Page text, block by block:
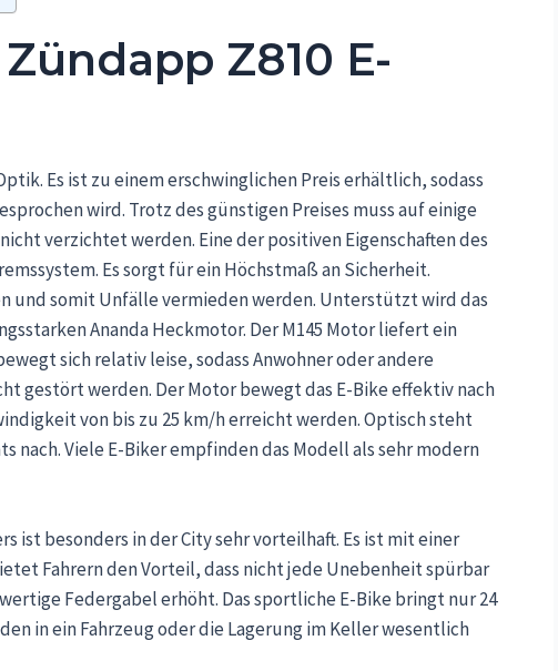
Z810 E-
Es ist zu einem erschwinglichen Preis erhältlich, sodass
wird. Trotz des günstigen Preises muss auf einige
verzichtet werden. Eine der positiven Eigenschaften des
Es sorgt für ein Höchstmaß an Sicherheit.
und somit Unfälle vermieden werden. Unterstützt wird das
Ananda Heckmotor. Der M145 Motor liefert ein
sich relativ leise, sodass Anwohner oder andere
gestört werden. Der Motor bewegt das E-Bike effektiv nach
von bis zu 25 km/h erreicht werden. Optisch steht
nach. Viele E-Biker empfinden das Modell als sehr modern
ist besonders in der City sehr vorteilhaft. Es ist mit einer
Fahrern den Vorteil, dass nicht jede Unebenheit spürbar
Federgabel erhöht. Das sportliche E-Bike bringt nur 24
in ein Fahrzeug oder die Lagerung im Keller wesentlich